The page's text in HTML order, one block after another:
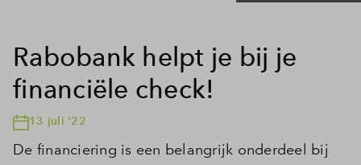
Rabobank helpt je bij je
financiële check!
13 juli '22
De financiering is een belangrijk onderdeel bij